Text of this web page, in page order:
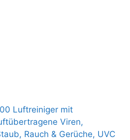
Luftreiniger mit
Viren,
Rauch & Gerüche, UVC